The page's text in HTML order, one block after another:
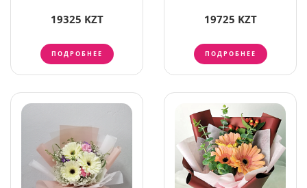
19325 KZT
ПОДРОБНЕЕ
19725 KZT
ПОДРОБНЕЕ